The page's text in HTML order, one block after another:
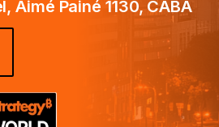
Aimé Painé 1130, CABA